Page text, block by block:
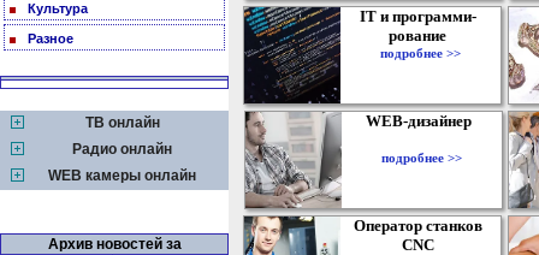
Культура
Разное
ТВ онлайн
Радио онлайн
WEB камеры онлайн
Архив новостей за
IT и программи-
рование
подробнее >>
WEB-дизайнер
подробнее >>
Оператор станков
CNC